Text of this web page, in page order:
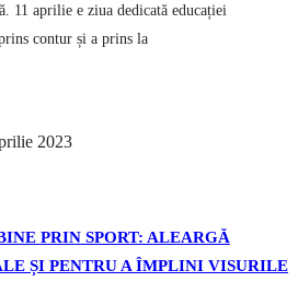
e ziua dedicată educației
contur și a prins la
2023
PRIN SPORT: ALEARGĂ
ȘI PENTRU A ÎMPLINI VISURILE